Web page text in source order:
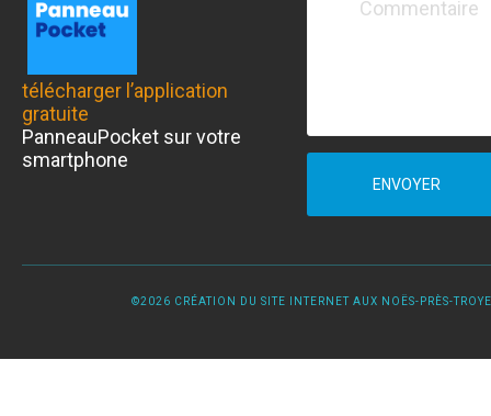
télécharger l’application
gratuite
PanneauPocket sur votre
smartphone
ENVOYER
©2026 CRÉATION DU SITE INTERNET AUX NOËS-PRÈS-